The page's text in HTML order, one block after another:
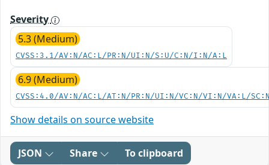
Severity
5.3 (Medium)
CVSS:3.1/AV:N/AC:L/PR:N/UI:N/S:U/C:N/I:N/A:L
6.9 (Medium)
CVSS:4.0/AV:N/AC:L/AT:N/PR:N/UI:N/VC:N/VI:N/VA:L/
Show details on source website
JSON Share To clipboard